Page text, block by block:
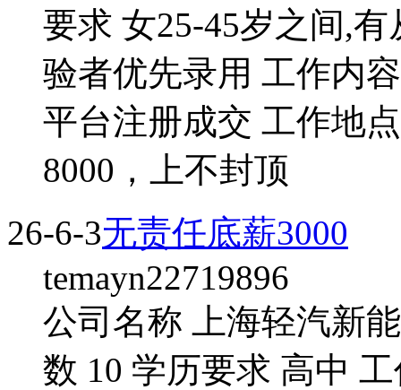
要求 女25-45岁之间,
验者优先录用 工作内
平台注册成交 工作地
8000，上不封顶
26-6-3无责任底薪3000
temayn22719896
公司名称 上海轻汽新
数 10 学历要求 高中